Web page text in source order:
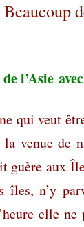
l’Asie
qui veut
venue de
guère aux
n’y
elle ne